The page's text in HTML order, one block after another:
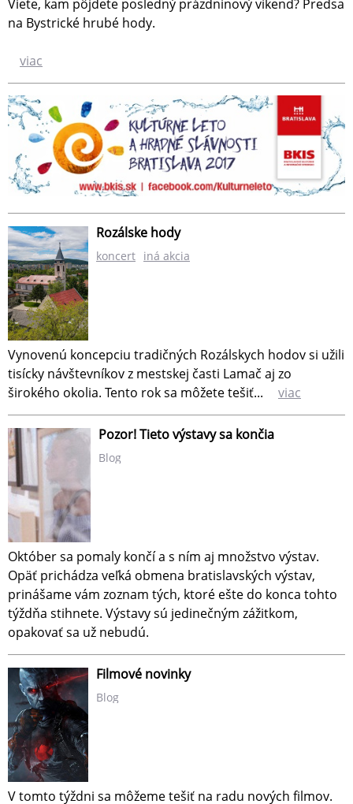
Viete, kam pôjdete posledný prázdninový víkend? Predsa
na Bystrické hrubé hody.
viac
Rozálske hody
koncert iná akcia
Vynovenú koncepciu tradičných Rozálskych hodov si užili
tisícky návštevníkov z mestskej časti Lamač aj zo
širokého okolia. Tento rok sa môžete tešiť...
viac
Pozor! Tieto výstavy sa končia
Blog
Október sa pomaly končí a s ním aj množstvo výstav.
Opäť prichádza veľká obmena bratislavských výstav,
prinášame vám zoznam tých, ktoré ešte do konca tohto
týždňa stihnete. Výstavy sú jedinečným zážitkom,
opakovať sa už nebudú.
Filmové novinky
Blog
V tomto týždni sa môžeme tešiť na radu nových filmov.